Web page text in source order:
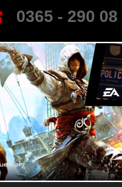
0365 - 290 08